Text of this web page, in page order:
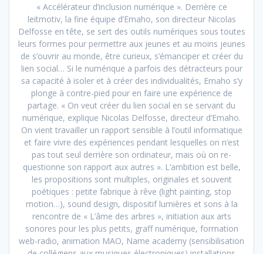
« Accélérateur d’inclusion numérique ». Derrière ce
leitmotiv, la fine équipe d’Emaho, son directeur Nicolas
Delfosse en tête, se sert des outils numériques sous toutes
leurs formes pour permettre aux jeunes et au moins jeunes
de s’ouvrir au monde, être curieux, s’émanciper et créer du
lien social… Si le numérique a parfois des détracteurs pour
sa capacité à isoler et à créer des individualités, Emaho s’y
plonge à contre-pied pour en faire une expérience de
partage. « On veut créer du lien social en se servant du
numérique, explique Nicolas Delfosse, directeur d’Emaho.
On vient travailler un rapport sensible à l’outil informatique
et faire vivre des expériences pendant lesquelles on n’est
pas tout seul derrière son ordinateur, mais où on re-
questionne son rapport aux autres ». L’ambition est belle,
les propositions sont multiples, originales et souvent
poétiques : petite fabrique à rêve (light painting, stop
motion…), sound design, dispositif lumières et sons à la
rencontre de « L’âme des arbres », initiation aux arts
sonores pour les plus petits, graff numérique, formation
web-radio, animation MAO, Name academy (sensibilisation